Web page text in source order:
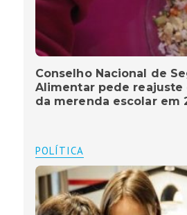
Conselho Nacional de
Alimentar pede reajuste
da merenda escolar em
POLÍTICA